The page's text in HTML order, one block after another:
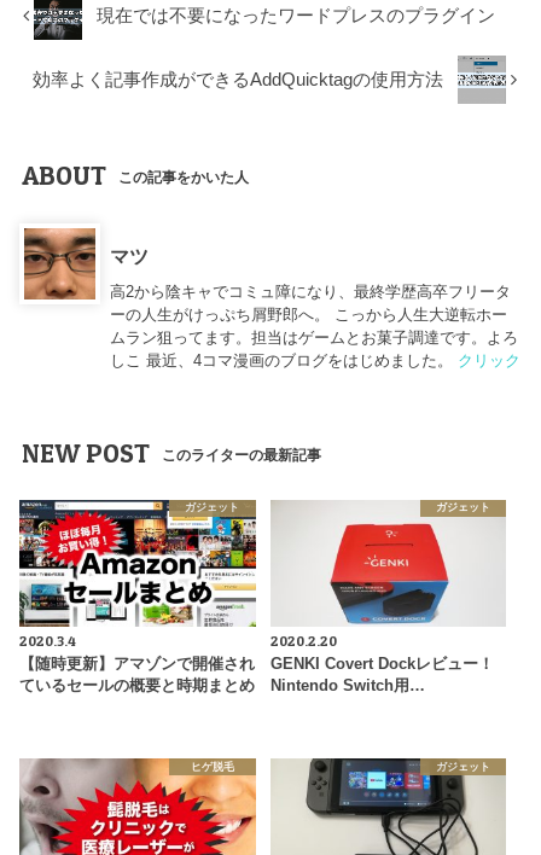
現在では不要になったワードプレスのプラグイン
効率よく記事作成ができるAddQuicktagの使用方法
ABOUT この記事をかいた人
マツ
高2から陰キャでコミュ障になり、最終学歴高卒フリータ
ーの人生がけっぷち屑野郎へ。 こっから人生大逆転ホー
ムラン狙ってます。担当はゲームとお菓子調達です。よろ
しこ 最近、4コマ漫画のブログをはじめました。 クリック
NEW POST このライターの最新記事
ガジェット
2020.3.4
【随時更新】アマゾンで開催され
ているセールの概要と時期まとめ
ガジェット
2020.2.20
GENKI Covert Dockレビュー！
Nintendo Switch用…
ヒゲ脱毛 ガジェット